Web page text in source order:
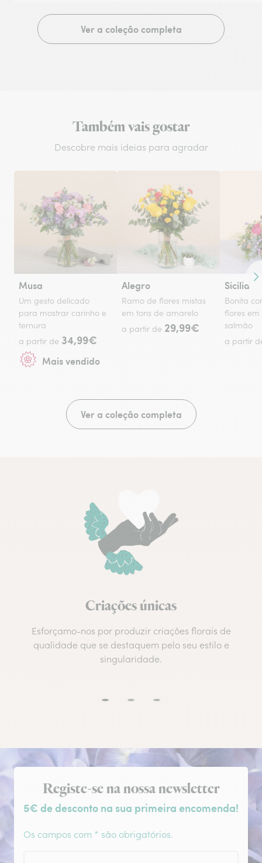
Ver a coleção completa
Também vais gostar
Descobre mais ideias para agradar
Musa
Um gesto delicado
para mostrar carinho e
ternura
a partir de 34,99€
Mais vendido
Alegro
Ramo de flores mistas
em tons de amarelo
a partir de 29,99€
Sicilia
Bonita
flores em
salmão
a partir
Ver a coleção completa
Criações únicas
Esforçamo-nos por produzir criações florais de
qualidade que se destaquem pelo seu estilo e
singularidade.
Subscrição da newsletter
Registe-se na nossa newsletter
5€ de desconto na sua primeira encomenda!
Os campos com * são obrigatórios.